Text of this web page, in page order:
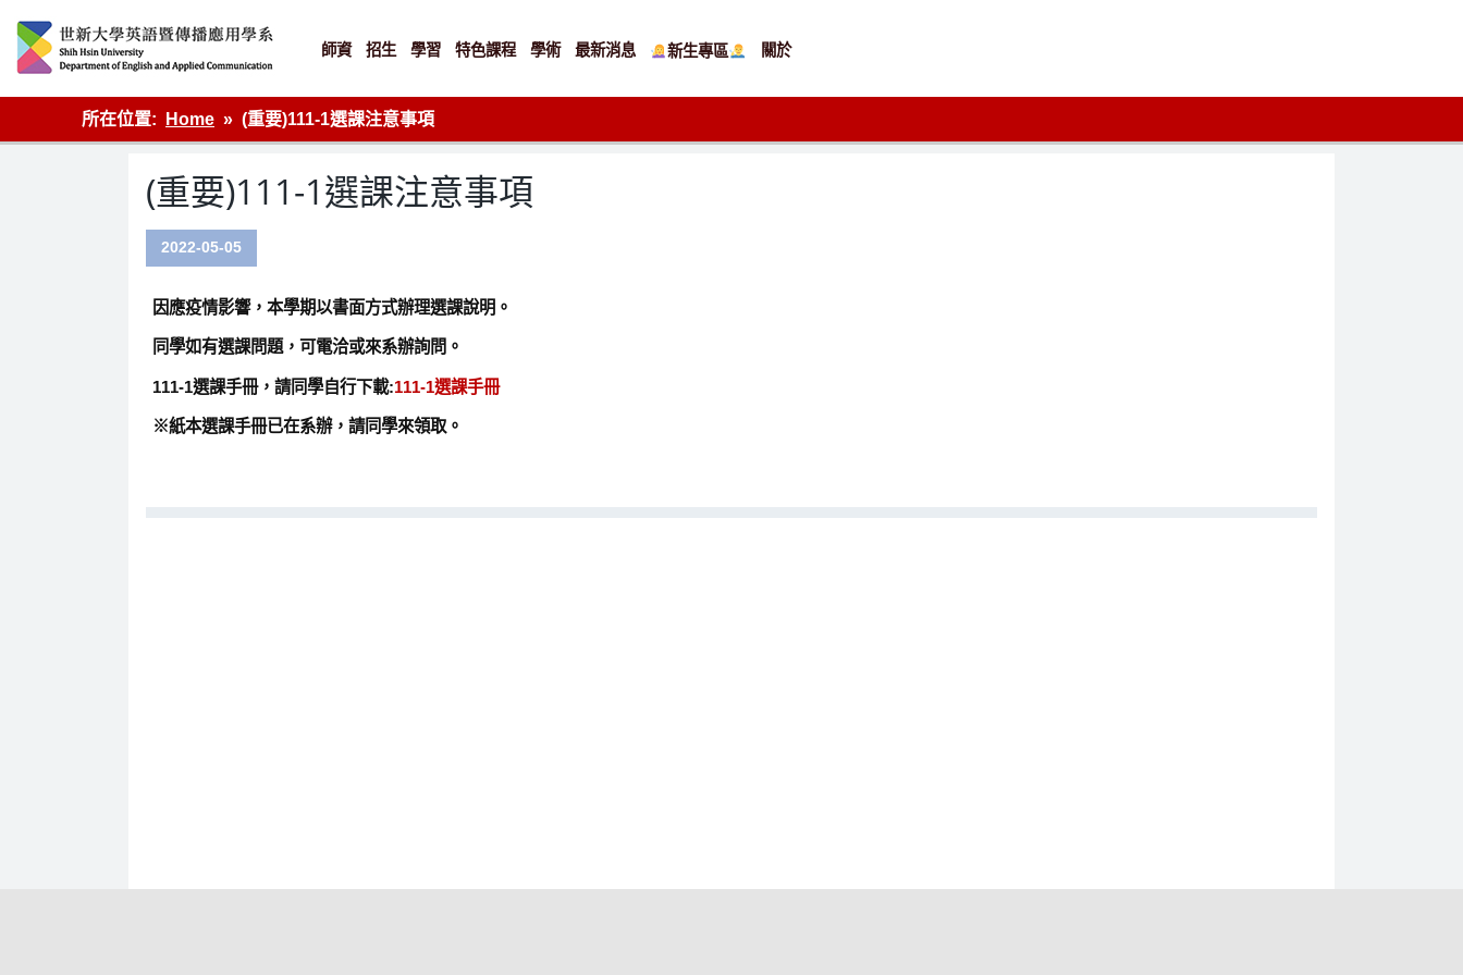
content
英語傳播
師資 招生 學習 特色課程 學術 最新消息 新生專區 關於
所在位置: Home (重要)111-1選課注意事項
(重要)111-1選課注意事項
2022-05-05
因應疫情影響，本學期以書面方式辦理選課說明。
同學如有選課問題，可電洽或來系辦詢問。
111-1選課手冊，請同學自行下載:111-1選課手冊
※紙本選課手冊已在系辦，請同學來領取。